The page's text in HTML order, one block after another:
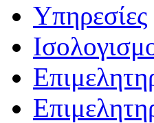
Υπηρεσίες